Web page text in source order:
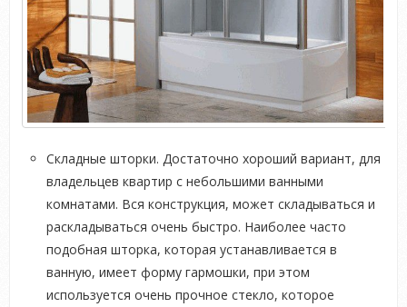
Складные шторки. Достаточно хороший вариант, для
владельцев квартир с небольшими ванными
комнатами. Вся конструкция, может складываться и
раскладываться очень быстро. Наиболее часто
подобная шторка, которая устанавливается в
ванную, имеет форму гармошки, при этом
используется очень прочное стекло, которое